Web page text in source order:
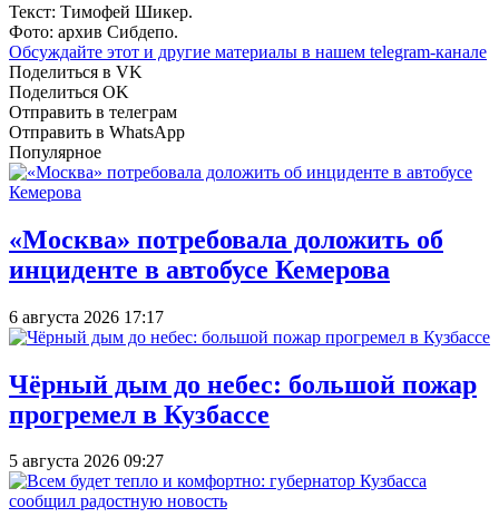
Текст: Тимофей Шикер.
Фото: архив Сибдепо.
Обсуждайте этот и другие материалы в нашем telegram-канале
Поделиться в VK
Поделиться OK
Отправить в телеграм
Отправить в WhatsApp
Популярное
«Москва» потребовала доложить об
инциденте в автобусе Кемерова
6 августа 2026 17:17
Чёрный дым до небес: большой пожар
прогремел в Кузбассе
5 августа 2026 09:27